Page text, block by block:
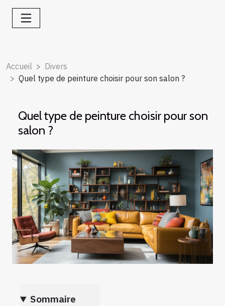
Accueil
Divers
Quel type de peinture choisir pour son salon ?
Quel type de peinture choisir pour son
salon ?
Sommaire